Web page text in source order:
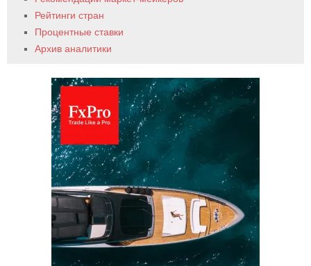
Рейтинги стран
Процентные ставки
Архив аналитики